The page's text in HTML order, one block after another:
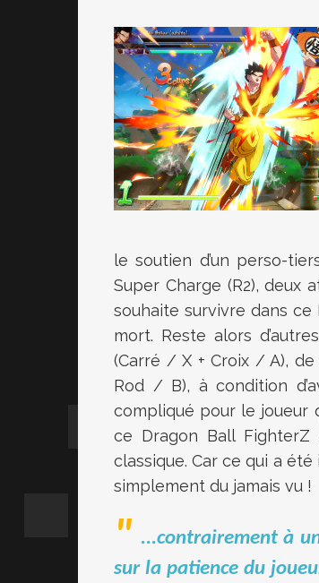
le soutien d’un perso-
Super Charge (R2), deux
souhaite survivre dans
mort. Reste alors
(Carré / X + Croix / A),
Rod / B), à condition
compliqué pour le joueur
ce Dragon Ball FighterZ
classique. Car ce qui a
simplement du jamais vu !
...contrairement à
sur la patience du